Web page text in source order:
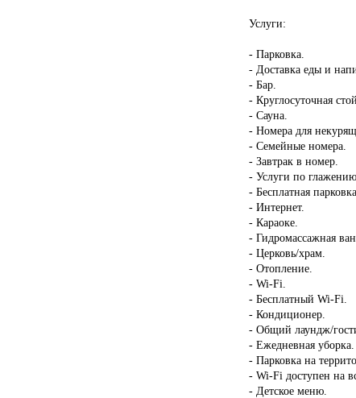
Услуги:
- Парковка.
- Доставка еды и
- Бар.
- Круглосуточная
- Сауна.
- Номера для
- Семейные номера.
- Завтрак в номер.
- Услуги по
- Бесплатная парковка.
- Интернет.
- Караоке.
- Гидромассажная
- Церковь/храм.
- Отопление.
- Wi-Fi.
- Бесплатный Wi-Fi.
- Кондиционер.
- Общий лаундж/
- Ежедневная уборка.
- Парковка на
- Wi-Fi доступен на
- Детское меню.